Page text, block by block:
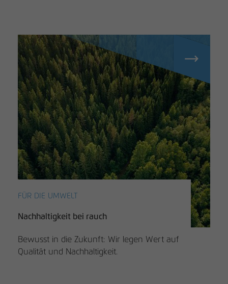
FÜR DIE UMWELT
Nachhaltigkeit bei rauch
Bewusst in die Zukunft: Wir legen Wert auf
Qualität und Nachhaltigkeit.